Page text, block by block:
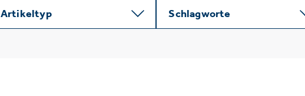
Artikeltyp Schlagworte